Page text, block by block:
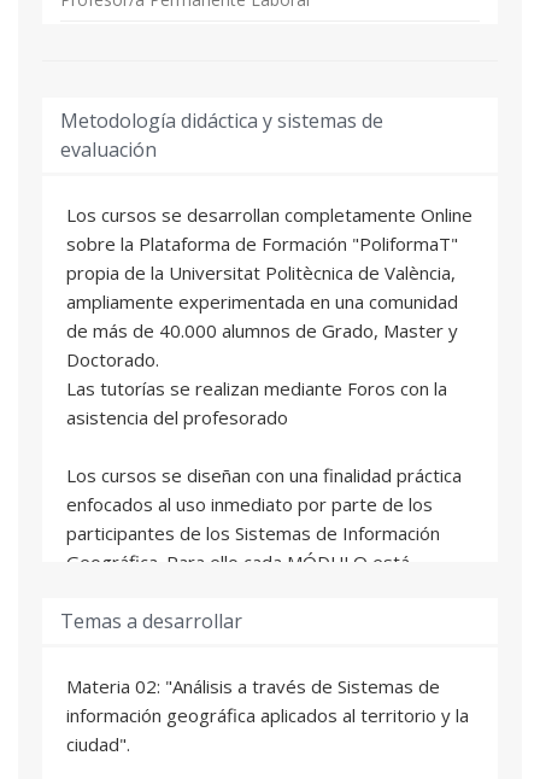
Metodología didáctica y sistemas de
evaluación
Los cursos se desarrollan completamente Online
sobre la Plataforma de Formación "PoliformaT"
propia de la Universitat Politècnica de València,
ampliamente experimentada en una comunidad
de más de 40.000 alumnos de Grado, Master y
Doctorado.
Las tutorías se realizan mediante Foros con la
asistencia del profesorado
Los cursos se diseñan con una finalidad práctica
enfocados al uso inmediato por parte de los
participantes de los Sistemas de Información
Geográfica. Para ello cada MÓDULO está
tutorizadas cuyos contenidos se sirven a través
Cada ASIGNATURA que realice el alumno contará
a su finalización con un "Ejercicio de Verificación"
Temas a desarrollar
Materia 02: "Análisis a través de Sistemas de
información geográfica aplicados al territorio y la
ciudad".